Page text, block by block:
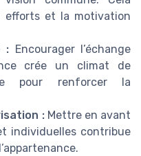
efforts et la motivation
: Encourager l’échange
crée un climat de
pour renforcer la
:Mettre en avant
individuelles contribue